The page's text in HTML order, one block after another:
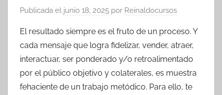
Publicada el junio 18, 2025 por Reinaldocursos
El resultado siempre es el fruto de un proceso. Y
cada mensaje que logra fidelizar, vender, atraer,
interactuar, ser ponderado y/o retroalimentado
por el público objetivo y colaterales, es muestra
fehaciente de un trabajo metódico. Para ello, te